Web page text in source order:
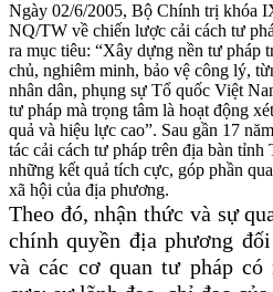
Ngày 02/6/2005, Bộ Chính trị khóa
NQ/TW về chiến lược cải cách tư
ra mục tiêu: “Xây dựng nền tư pháp
chủ, nghiêm minh, bảo vệ công lý,
nhân dân, phụng sự Tổ quốc Việt
tư pháp mà trọng tâm là hoạt động
quả và hiệu lực cao”. Sau gần 17
tác cải cách tư pháp trên địa bàn
những kết quả tích cực, góp phần
xã hội của địa phương.
Theo đó, nhận thức và sự
chính quyền địa phương
và các cơ quan tư pháp có